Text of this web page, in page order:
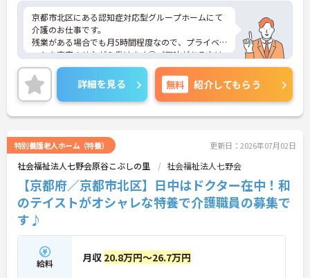
京都市北区にある認知症対応型グループホームにて
介護のお仕事です。
残業がある場合でも月5時間程度なので、プライベ
ートを充実させながら働けます◎ご興味がある方は
是非一度マイナビまでお問い合わせください。さら
に詳細などお伝えします！
詳細を見る 無料 紹介してもらう
特別養護老人ホーム（特養） 更新日：2026年07月02日
社会福祉法人七野会原谷こぶしの里 社会福祉法人七野会
【京都府／京都市北区】日中はドクター在中！和
のテイストがオシャレな特養で介護職員の募集で
す♪
給料 月収 20.8万円～26.7万円